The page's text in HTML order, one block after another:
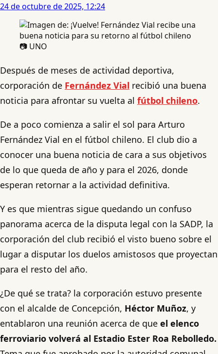
24 de octubre de 2025, 12:24
📷 UNO
Después de meses de actividad deportiva,
corporación de Fernández Vial recibió una buena
noticia para afrontar su vuelta al fútbol chileno.
De a poco comienza a salir el sol para Arturo
Fernández Vial en el fútbol chileno. El club dio a
conocer una buena noticia de cara a sus objetivos
de lo que queda de año y para el 2026, donde
esperan retornar a la actividad definitiva.
Y es que mientras sigue quedando un confuso
panorama acerca de la disputa legal con la SADP, la
corporación del club recibió el visto bueno sobre el
lugar a disputar los duelos amistosos que proyectan
para el resto del año.
¿De qué se trata? la corporación estuvo presente
con el alcalde de Concepción, Héctor Muñoz, y
entablaron una reunión acerca de que el elenco
ferroviario volverá al Estadio Ester Roa Rebolledo.